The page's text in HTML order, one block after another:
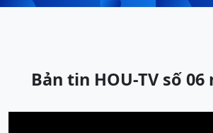
Bản tin HOU-TV số 06